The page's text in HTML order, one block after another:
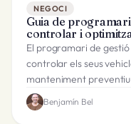
NEGOCI
Guia de
controlar i
El programari de
controlar els seus
manteniment
sola plataforma.
Benjamín Bel